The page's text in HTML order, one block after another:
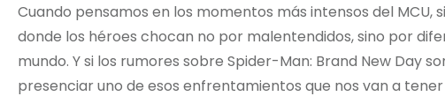
Cuando pensamos en los momentos más intensos del MCU,
donde los héroes chocan no por malentendidos, sino por
mundo. Y si los rumores sobre Spider-Man: Brand New Day
presenciar uno de esos enfrentamientos que nos van a